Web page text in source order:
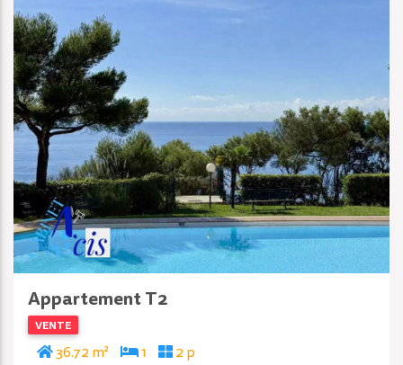
Appartement T2
VENTE
36.72 m² 1 2 p